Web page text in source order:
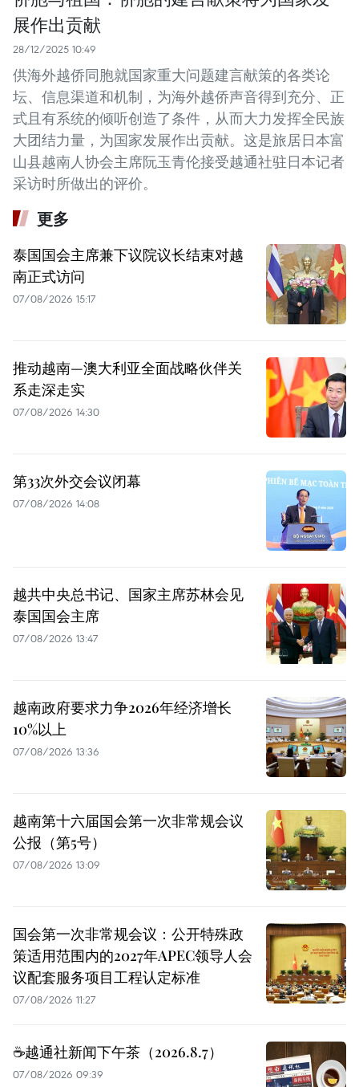
展作出贡献
28/12/2025 10:49
供海外越侨同胞就国家重大问题建言献策的各类论
坛、信息渠道和机制，为海外越侨声音得到充分、正
式且有系统的倾听创造了条件，从而大力发挥全民族
大团结力量，为国家发展作出贡献。这是旅居日本富
山县越南人协会主席阮玉青伦接受越通社驻日本记者
采访时所做出的评价。
更多
泰国国会主席兼下议院议长结束对越
南正式访问
07/08/2026 15:17
推动越南—澳大利亚全面战略伙伴关
系走深走实
07/08/2026 14:30
第33次外交会议闭幕
07/08/2026 14:08
越共中央总书记、国家主席苏林会见
泰国国会主席
07/08/2026 13:47
越南政府要求力争2026年经济增长
10%以上
07/08/2026 13:36
越南第十六届国会第一次非常规会议
公报（第5号）
07/08/2026 13:09
国会第一次非常规会议：公开特殊政
策适用范围内的2027年APEC领导人会
议配套服务项目工程认定标准
07/08/2026 11:27
☕️越通社新闻下午茶（2026.8.7）
07/08/2026 09:39